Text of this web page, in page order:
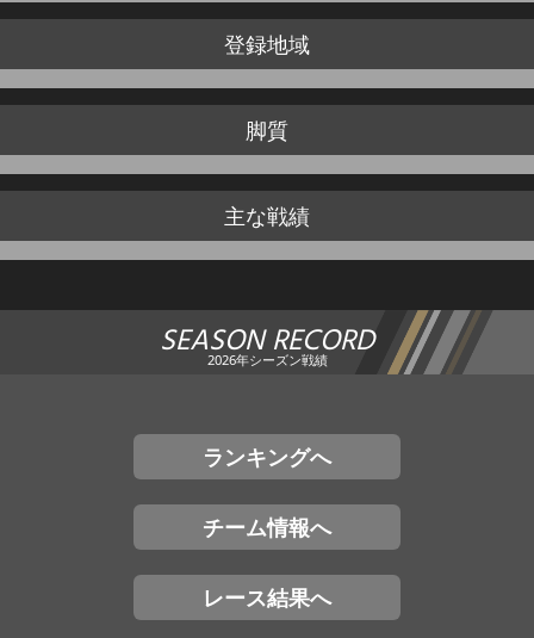
登録地域
脚質
主な戦績
SEASON RECORD
2026年シーズン戦績
ランキングへ
チーム情報へ
レース結果へ